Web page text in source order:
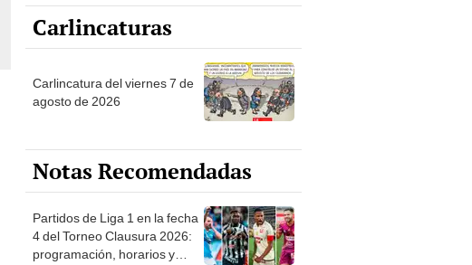
Carlincaturas
Carlincatura del viernes 7 de
agosto de 2026
Notas Recomendadas
Partidos de Liga 1 en la fecha
4 del Torneo Clausura 2026:
programación, horarios y